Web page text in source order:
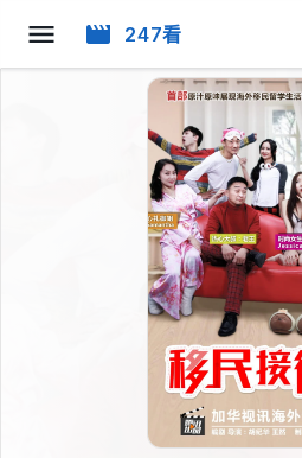
247看